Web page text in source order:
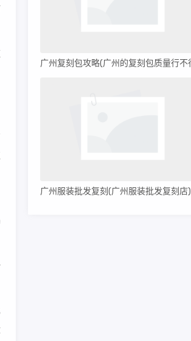
广州服装批发复刻(广州服装批发复刻店)